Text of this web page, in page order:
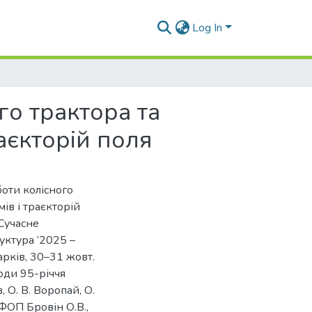
Log In
трактора та
поля
колісного
і траєкторій
‘2025 –
30–31 жовт.
95-річчя
О. В. Воропай, О.
ФОП Бровін О.В.,